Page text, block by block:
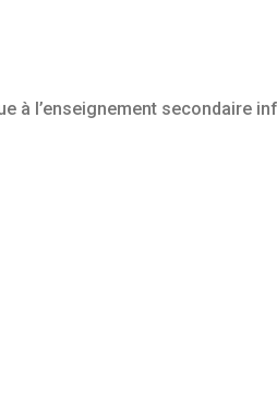
à l’enseignement secondaire